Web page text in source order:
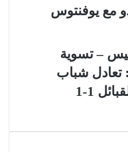
مع يوفنتوس
– تسوية
(الجولة 9) : تعادل شباب
1-1